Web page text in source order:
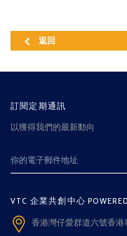
返回
訂閱定期通訊
以獲得我們的最新動向
VTC 企業共創中心
香港灣仔愛群道六號香